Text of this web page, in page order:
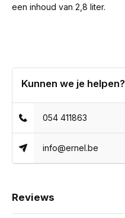
een inhoud van 2,8 liter.
Kunnen we je helpen?
054 411863
info@ernel.be
Reviews